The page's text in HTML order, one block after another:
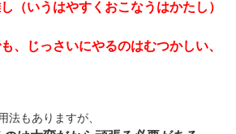
（いうはやすくおこなうはかたし）
、じっさいにやるのはむつかしい、
法もありますが、